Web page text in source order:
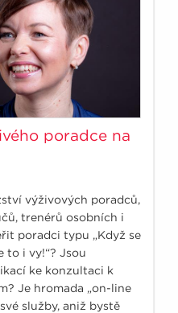
poradce na
výživových poradců,
trenérů osobních i
poradci typu „Když se
to i vy!“? Jsou
ke konzultaci k
Je hromada „on-line
služby, aniž bystě